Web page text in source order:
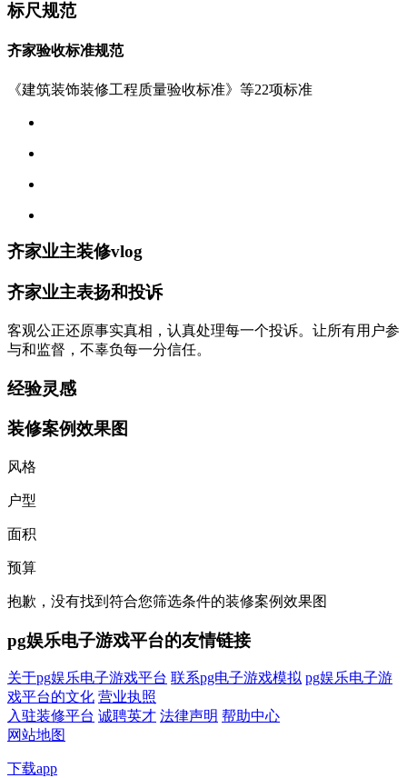
标尺规范
齐家验收标准规范
《建筑装饰装修工程质量验收标准》等22项标准
齐家业主装修vlog
齐家业主表扬和投诉
客观公正还原事实真相，认真处理每一个投诉。让所有用户参
与和监督，不辜负每一分信任。
经验灵感
装修案例效果图
风格
户型
面积
预算
抱歉，没有找到符合您筛选条件的装修案例效果图
pg娱乐电子游戏平台的友情链接
关于pg娱乐电子游戏平台 联系pg电子游戏模拟 pg娱乐电子游
戏平台的文化 营业执照
入驻装修平台 诚聘英才 法律声明 帮助中心
网站地图
下载app